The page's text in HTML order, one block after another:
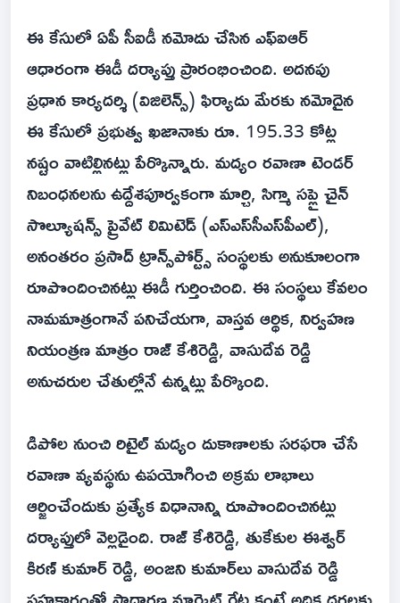
ఈ కేసులో ఏపీ సీఐడీ నమోదు చేసిన ఎఫ్‌ఐఆర్
ఆధారంగా ఈడీ దర్యాప్తు ప్రారంభించింది. అదనపు
ప్రధాన కార్యదర్శి (విజిలెన్స్) ఫిర్యాదు మేరకు నమోదైన
ఈ కేసులో ప్రభుత్వ ఖజానాకు రూ. 195.33 కోట్ల
నష్టం వాటిల్లినట్లు పేర్కొన్నారు. మద్యం రవాణా టెండర్
నిబంధనలను ఉద్దేశపూర్వకంగా మార్చి, సిగ్మా సప్లై చైన్
సొల్యూషన్స్ ప్రైవేట్ లిమిటెడ్ (ఎస్‌ఎస్‌సీఎస్‌పీఎల్),
అనంతరం ప్రసాద్ ట్రాన్స్‌పోర్ట్స్ సంస్థలకు అనుకూలంగా
రూపొందించినట్లు ఈడీ గుర్తించింది. ఈ సంస్థలు కేవలం
నామమాత్రంగానే పనిచేయగా, వాస్తవ ఆర్థిక, నిర్వహణ
నియంత్రణ మాత్రం రాజ్ కేశిరెడ్డి, వాసుదేవ రెడ్డి
అనుచరుల చేతుల్లోనే ఉన్నట్లు పేర్కొంది.
డిపోల నుంచి రిటైల్ మద్యం దుకాణాలకు సరఫరా చేసే
రవాణా వ్యవస్థను ఉపయోగించి అక్రమ లాభాలు
ఆర్జించేందుకు ప్రత్యేక విధానాన్ని రూపొందించినట్లు
దర్యాప్తులో వెల్లడైంది. రాజ్ కేశిరెడ్డి, తుకేకుల ఈశ్వర్
కిరణ్ కుమార్ రెడ్డి, అంజని కుమార్‌లు వాసుదేవ రెడ్డి